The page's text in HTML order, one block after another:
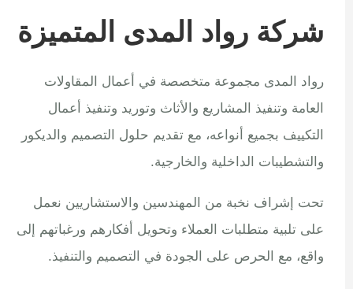
شركة رواد المدى المتميزة
رواد المدى مجموعة متخصصة في أعمال المقاولات
العامة وتنفيذ المشاريع والأثاث وتوريد وتنفيذ أعمال
التكييف بجميع أنواعه، مع تقديم حلول التصميم والديكور
والتشطيبات الداخلية والخارجية.
تحت إشراف نخبة من المهندسين والاستشاريين نعمل
على تلبية متطلبات العملاء وتحويل أفكارهم ورغباتهم إلى
واقع، مع الحرص على الجودة في التصميم والتنفيذ.